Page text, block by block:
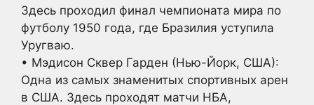
Здесь проходил финал чемпионата мира по
футболу 1950 года, где Бразилия уступила
Уругваю.
• Мэдисон Сквер Гарден (Нью-Йорк, США):
Одна из самых знаменитых спортивных арен
в США. Здесь проходят матчи НБА,